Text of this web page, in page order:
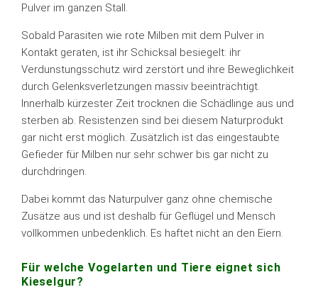
Pulver im ganzen Stall.
Sobald Parasiten wie rote Milben mit dem Pulver in
Kontakt geraten, ist ihr Schicksal besiegelt: ihr
Verdunstungsschutz wird zerstört und ihre Beweglichkeit
durch Gelenksverletzungen massiv beeinträchtigt.
Innerhalb kürzester Zeit trocknen die Schädlinge aus und
sterben ab. Resistenzen sind bei diesem Naturprodukt
gar nicht erst möglich. Zusätzlich ist das eingestaubte
Gefieder für Milben nur sehr schwer bis gar nicht zu
durchdringen.
Dabei kommt das Naturpulver ganz ohne chemische
Zusätze aus und ist deshalb für Geflügel und Mensch
vollkommen unbedenklich. Es haftet nicht an den Eiern.
Für welche Vogelarten und Tiere eignet sich
Kieselgur?